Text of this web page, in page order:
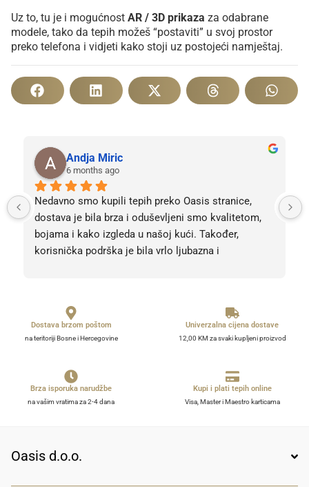
Uz to, tu je i mogućnost AR / 3D prikaza za odabrane
modele, tako da tepih možeš “postaviti” u svoj prostor
preko telefona i vidjeti kako stoji uz postojeći namještaj.
Andja Miric
6 months ago
Nedavno smo kupili tepih preko Oasis stranice,
dostava je bila brza i oduševljeni smo kvalitetom,
bojama i kako izgleda u našoj kući. Također,
korisnička podrška je bila vrlo ljubazna i
Dostava brzom poštom
na teritoriji Bosne i Hercegovine
Univerzalna cijena dostave
12,00 KM za svaki kupljeni proizvod
Brza isporuka narudžbe
na vašim vratima za 2-4 dana
Kupi i plati tepih online
Visa, Master i Maestro karticama
Oasis d.o.o.